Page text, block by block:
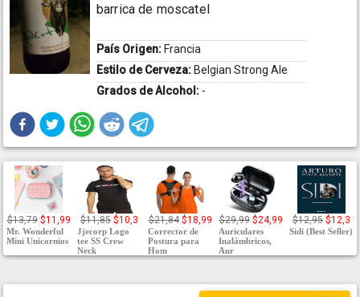
barrica de moscatel
País Origen: Francia
Estilo de Cerveza: Belgian Strong Ale
Grados de Alcohol: -
$13,79 $11,99
Mr. Wonderful
Mini Unicornios
$11,85 $10,3
Jjecorp Logo
tee SS Crew
Neck
$21,84 $18,99
Corrector de
Postura para
Hom
$29,99 $24,99
Auriculares
Inalámbricos,
Aur
$12,95 $12,3
Sidi (Best Seller)